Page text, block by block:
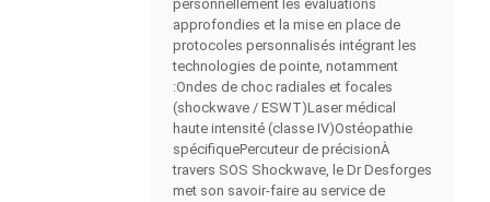
personnellement les évaluations
approfondies et la mise en place de
protocoles personnalisés intégrant les
technologies de pointe, notamment
:Ondes de choc radiales et focales
(shockwave / ESWT)Laser médical
haute intensité (classe IV)Ostéopathie
spécifiquePercuteur de précisionÀ
travers SOS Shockwave, le Dr Desforges
met son savoir-faire au service de